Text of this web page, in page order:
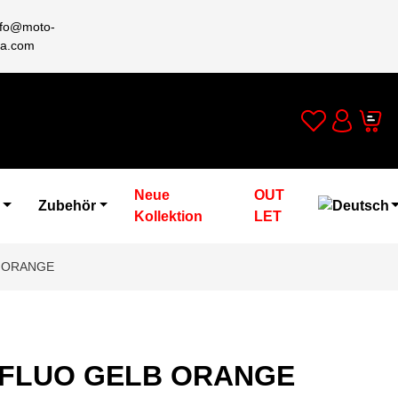
Wishlist
Cart
Zubehör
Neue
Kollektion
OUT
LET
GELB ORANGE